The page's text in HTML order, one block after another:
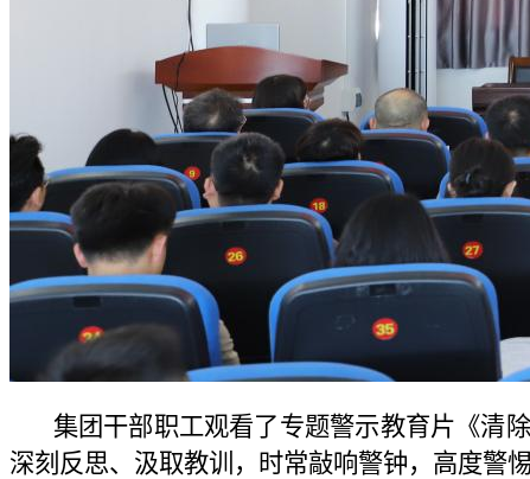
集团干部职工观看了专题警示教育片《清
深刻反思、汲取教训，时常敲响警钟，高度警